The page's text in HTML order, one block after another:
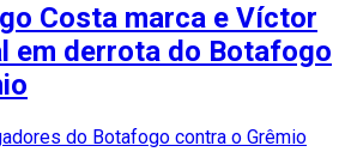
Costa marca e Víctor
em derrota do Botafogo
do Botafogo contra o Grêmio